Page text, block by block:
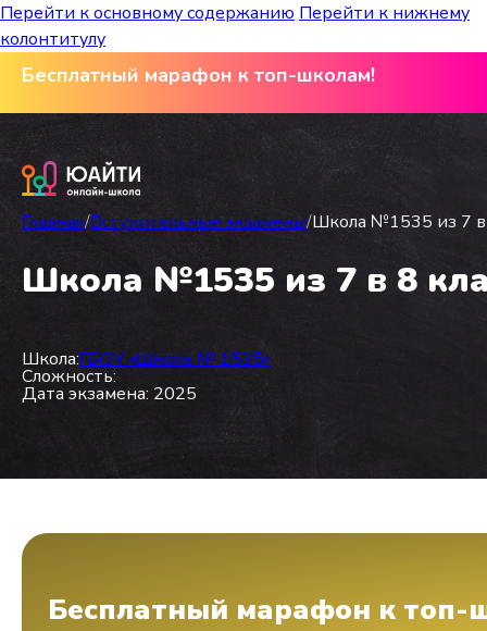
Перейти к основному содержанию Перейти к нижнему
колонтитулу
Бесплатный марафон к топ-школам!
Главная/Вступительные экзамены/Школа №1535 из 7 в
Школа №1535 из 7 в 8
Школа:ГБОУ «Школа № 1535»
Сложность:
Дата экзамена: 2025
Бесплатный марафон к топ-